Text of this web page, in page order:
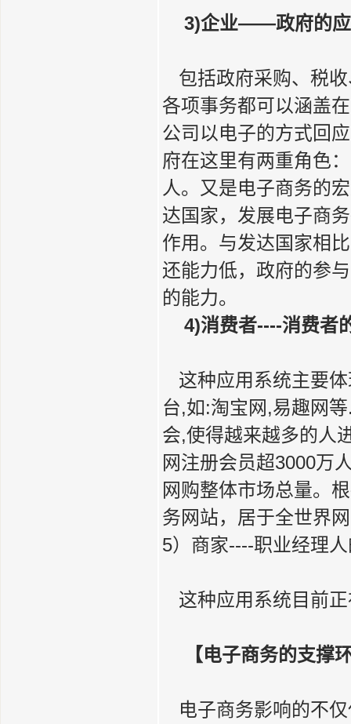
3)企业——政府的
包括政府采购、税
各项事务都可以涵盖
公司以电子的方式回
府在这里有两重角色
人。又是电子商务的
达国家，发展电子商
作用。与发达国家相
还能力低，政府的参
的能力。
4)消费者----消费者
这种应用系统主要
台,如:淘宝网,易趣网
会,使得越来越多的人
网注册会员超3000万
网购整体市场总量。
务网站，居于全世界
5）商家----职业经理
这种应用系统目前
【电子商务的支撑
电子商务影响的不